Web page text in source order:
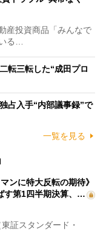
産投資商品「みんなで
る…
転三転した“成田プロ
占入手“内部議事録”で
一覧を見る
ンに特大反転の期待》
す第1四半期決算、…
証スタンダード・